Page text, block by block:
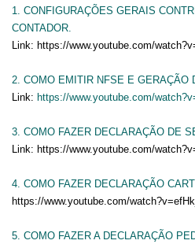
1. CONFIGURAÇÕES GERAIS
CONTADOR.
Link: https://www.youtube.com/
2. COMO EMITIR NFSE E GERAÇÃO
Link: https://www.youtube.com/
3. COMO FAZER DECLARAÇÃO DE
Link: https://www.youtube.com/
4. COMO FAZER DECLARAÇÃO
https://www.youtube.com/
5. COMO FAZER A DECLARAÇÃO